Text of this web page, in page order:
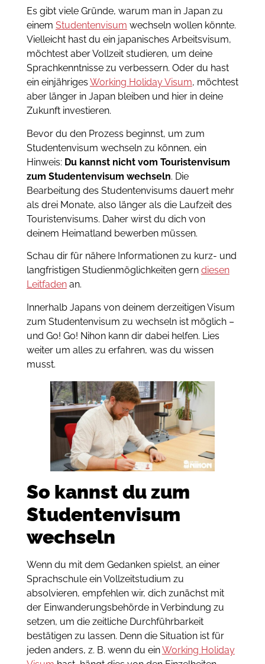
Es gibt viele Gründe, warum man in Japan zu
einem Studentenvisum wechseln wollen könnte.
Vielleicht hast du ein japanisches Arbeitsvisum,
möchtest aber Vollzeit studieren, um deine
Sprachkenntnisse zu verbessern. Oder du hast
ein einjähriges Working Holiday Visum, möchtest
aber länger in Japan bleiben und hier in deine
Zukunft investieren.
Bevor du den Prozess beginnst, um zum
Studentenvisum wechseln zu können, ein
Hinweis: Du kannst nicht vom Touristenvisum
zum Studentenvisum wechseln. Die
Bearbeitung des Studentenvisums dauert mehr
als drei Monate, also länger als die Laufzeit des
Touristenvisums. Daher wirst du dich von
deinem Heimatland bewerben müssen.
Schau dir für nähere Informationen zu kurz- und
langfristigen Studienmöglichkeiten gern diesen
Leitfadenan.
Innerhalb Japans von deinem derzeitigen Visum
zum Studentenvisum zu wechseln ist möglich –
und Go! Go! Nihon kann dir dabei helfen. Lies
weiter um alles zu erfahren, was du wissen
musst.
So kannst du zum
Studentenvisum
wechseln
Wenn du mit dem Gedanken spielst, an einer
Sprachschule ein Vollzeitstudium zu
absolvieren, empfehlen wir, dich zunächst mit
der Einwanderungsbehörde in Verbindung zu
setzen, um die zeitliche Durchführbarkeit
bestätigen zu lassen. Denn die Situation ist für
jeden anders, z. B. wenn du einWorking Holiday